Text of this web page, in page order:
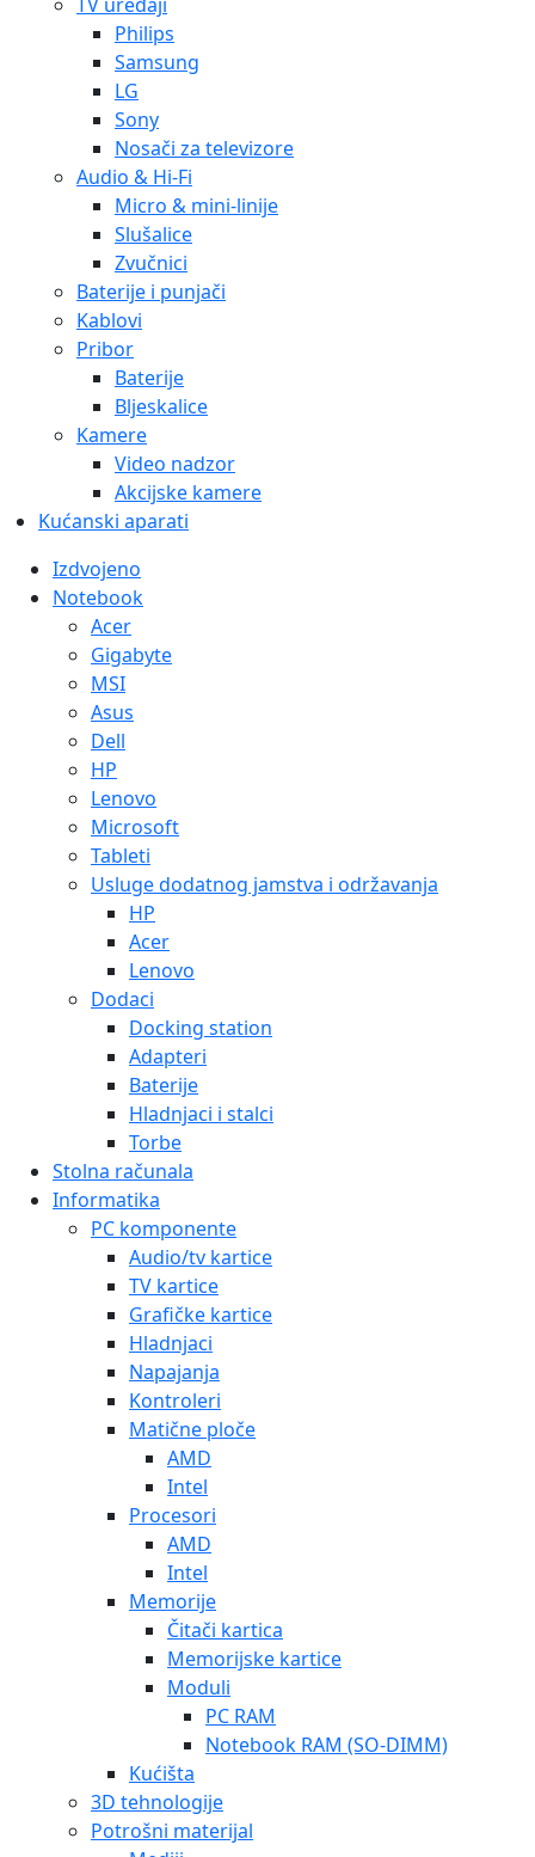
Philips
Samsung
LG
Sony
Nosači za televizore
Audio & Hi-Fi
Micro & mini-linije
Slušalice
Zvučnici
Baterije i punjači
Kablovi
Pribor
Baterije
Bljeskalice
Kamere
Video nadzor
Akcijske kamere
Kućanski aparati
Izdvojeno
Notebook
Acer
Gigabyte
MSI
Asus
Dell
HP
Lenovo
Microsoft
Tableti
Usluge dodatnog jamstva i održavanja
HP
Acer
Lenovo
Dodaci
Docking station
Adapteri
Baterije
Hladnjaci i stalci
Torbe
Stolna računala
Informatika
PC komponente
Audio/tv kartice
TV kartice
Grafičke kartice
Hladnjaci
Napajanja
Kontroleri
Matične ploče
AMD
Intel
Procesori
AMD
Intel
Memorije
Čitači kartica
Memorijske kartice
Moduli
PC RAM
Notebook RAM (SO-DIMM)
Kućišta
3D tehnologije
Potrošni materijal